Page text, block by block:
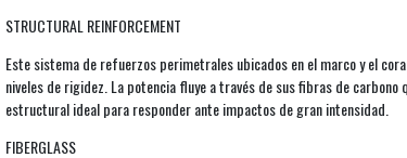
STRUCTURAL REINFORCEMENT
Este sistema de refuerzos perimetrales ubicados en el marco y el
niveles de rigidez. La potencia fluye a través de sus fibras de carbono
estructural ideal para responder ante impactos de gran intensidad.
FIBERGLASS